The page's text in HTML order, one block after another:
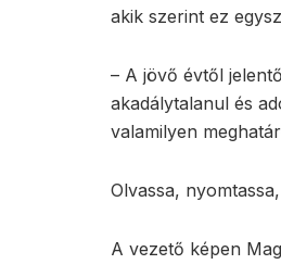
akik szerint ez
– A jövő évtől
akadálytalanul és
valamilyen
Olvassa,
A vezető képen